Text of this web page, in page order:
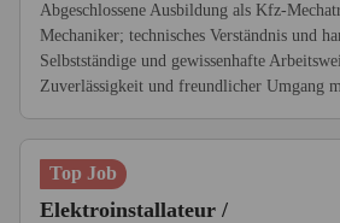
Abgeschlossene Ausbildung als Kfz-
Mechaniker; technisches Verständnis und
Selbstständige und gewissenhafte
Zuverlässigkeit und freundlicher Umgang
Top Job
Elektroinstallateur /